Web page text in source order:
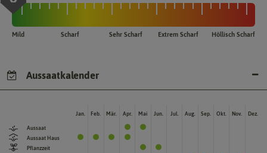
Mild Scharf Sehr Scharf Extrem Scharf Höllisch Scharf
Aussaatkalender
Aussaat
Aussaat Haus
Pflanzzeit
Jan. Feb. Mär. Apr. Mai Jun. Jul. Aug. Sep. Okt. Nov. Dez.